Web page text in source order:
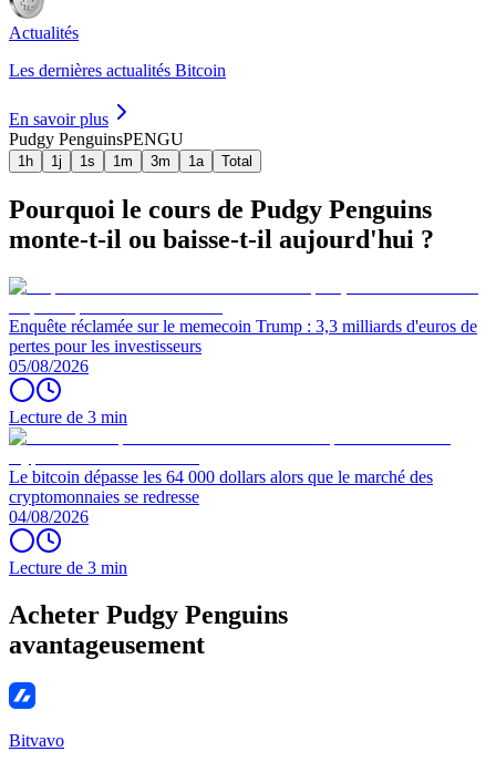
Actualités
Les dernières actualités Bitcoin
En savoir plus
Pudgy PenguinsPENGU
1h 1j 1s 1m 3m 1a Total
Pourquoi le cours de Pudgy Penguins
monte-t-il ou baisse-t-il aujourd'hui ?
Enquête réclamée sur le memecoin Trump : 3,3 milliards d'euros de
pertes pour les investisseurs
05/08/2026
Lecture de 3 min
Le bitcoin dépasse les 64 000 dollars alors que le marché des
cryptomonnaies se redresse
04/08/2026
Lecture de 3 min
Acheter Pudgy Penguins
avantageusement
Bitvavo